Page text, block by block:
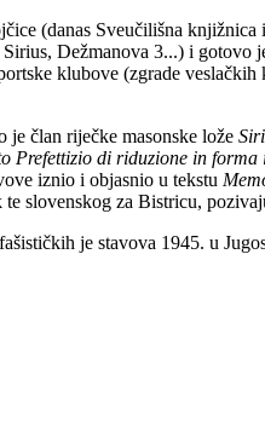
(danas Sveučilišna
Dežmanova 3...) i gotovo
klubove (zgrade
član riječke masonske lože
Prefettizio di riduzione in
iznio i objasnio u tekstu
slovenskog za Bistricu,
je stavova 1945. u